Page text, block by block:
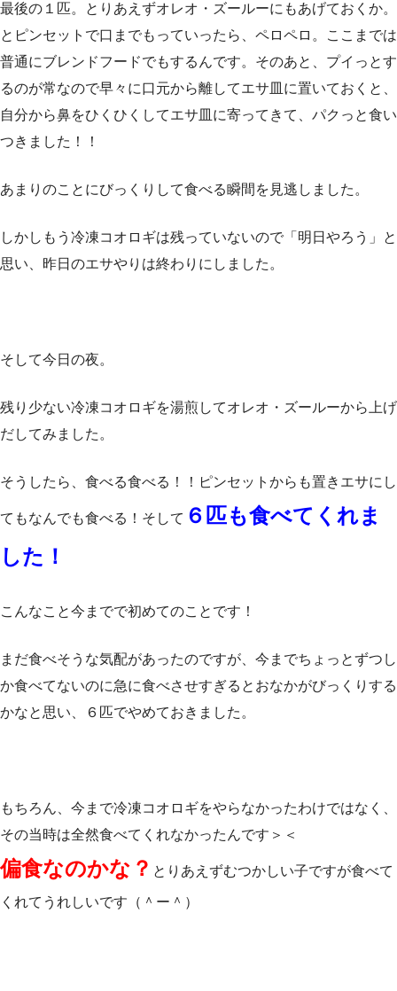
最後の１匹。とりあえずオレオ・ズールーにもあげておくか。
とピンセットで口までもっていったら、ペロペロ。ここまでは
普通にブレンドフードでもするんです。そのあと、プイっとす
るのが常なので早々に口元から離してエサ皿に置いておくと、
自分から鼻をひくひくしてエサ皿に寄ってきて、パクっと食い
つきました！！
あまりのことにびっくりして食べる瞬間を見逃しました。
しかしもう冷凍コオロギは残っていないので「明日やろう」と
思い、昨日のエサやりは終わりにしました。
そして今日の夜。
残り少ない冷凍コオロギを湯煎してオレオ・ズールーから上げ
だしてみました。
そうしたら、食べる食べる！！ピンセットからも置きエサにし
てもなんでも食べる！そして ６匹も食べてくれま
した！
こんなこと今までで初めてのことです！
まだ食べそうな気配があったのですが、今までちょっとずつし
か食べてないのに急に食べさせすぎるとおなかがびっくりする
かなと思い、６匹でやめておきました。
もちろん、今まで冷凍コオロギをやらなかったわけではなく、
その当時は全然食べてくれなかったんです＞＜
偏食なのかな？ とりあえずむつかしい子ですが食べて
くれてうれしいです（＾ー＾）